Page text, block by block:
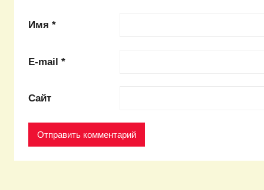
Имя *
E-mail *
Сайт